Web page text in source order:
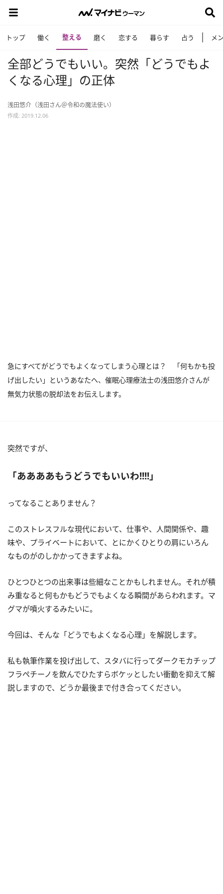
トップ 働く 整える 磨く 恋する 暮らす 占う メ
全部どうでもいい。突然「どうでもよ
くなる心理」の正体
浅田悠介（浅田さん＠令和の魔法使い）
作成: 2019.12.06
急にすべてがどうでもよくなってしまう心理とは？ 「何もかも投
げ出したい」というあなたへ、催眠心理療法士の浅田悠介さんが
無気力状態の脱却法をお伝えします。
突然ですが、
「ああああもうどうでもいいわ!!!!」
ってなることありません？
このストレスフルな現代において、仕事や、人間関係や、趣
味や、プライベートにおいて、とにかくひとりの肩にいろん
なものがのしかかってきますよね。
ひとつひとつの出来事は些細なことかもしれません。それが積
み重なると何もかもどうでもよくなる瞬間があらわれます。マ
グマが噴火するみたいに。
今回は、そんな「どうでもよくなる心理」を解説します。
私も執筆作業を投げ出して、スタバに行ってダークモカチップ
フラペチーノを飲んでひたすらボケッとしたい衝動を抑えて解
説しますので、どうか最後まで付き合ってください。